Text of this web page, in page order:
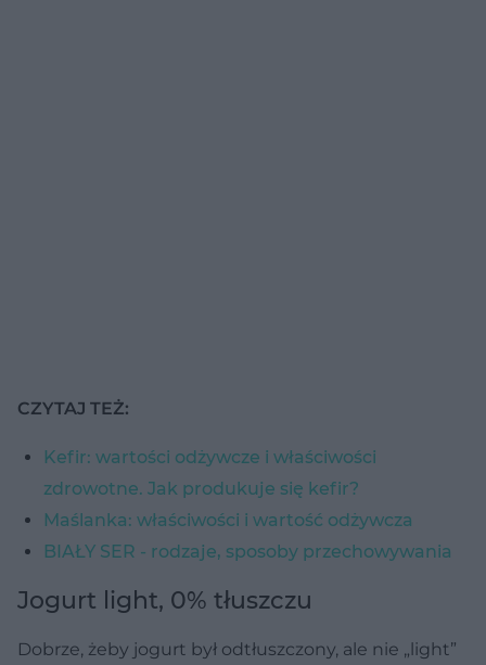
CZYTAJ TEŻ:
Kefir: wartości odżywcze i właściwości
zdrowotne. Jak produkuje się kefir?
Maślanka: właściwości i wartość odżywcza
BIAŁY SER - rodzaje, sposoby przechowywania
Jogurt light, 0% tłuszczu
Dobrze, żeby jogurt był odtłuszczony, ale nie „light”